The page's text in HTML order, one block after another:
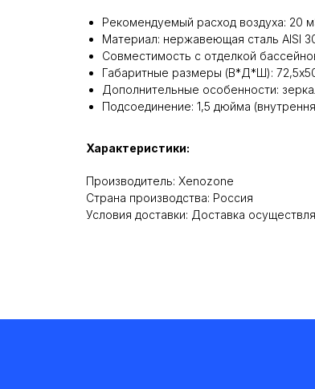
Рекомендуемый расход воздуха: 20
Материал: нержавеющая сталь AISI
Совместимость с отделкой
Габаритные размеры (В*Д*Ш):
Дополнительные особенности:
Подсоединение: 1,5 дюйма
Характеристики:
Производитель: Xenozone
Cтрана производства: Россия
Условия доставки: Доставка